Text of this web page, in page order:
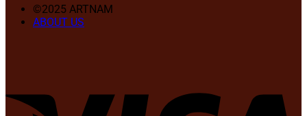
©2025 ARTNAM
ABOUT US